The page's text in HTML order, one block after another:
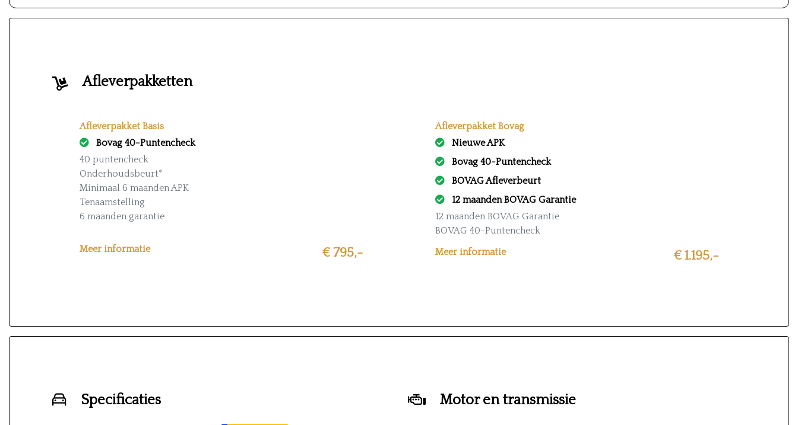
Afleverpakketten
Afleverpakket Basis
Bovag 40-Puntencheck
40 puntencheck
Onderhoudsbeurt*
Minimaal 6 maanden APK
Tenaamstelling
6 maanden garantie
* Exclusief banden en vervanging distributie
Meer informatie € 795,-
Afleverpakket Bovag
Nieuwe APK
Bovag 40-Puntencheck
BOVAG Afleverbeurt
12 maanden BOVAG Garantie
12 maanden BOVAG Garantie
BOVAG 40-Puntencheck
100% Onderhouden
Meer informatie € 1.195,-
Specificaties Motor en transmissie